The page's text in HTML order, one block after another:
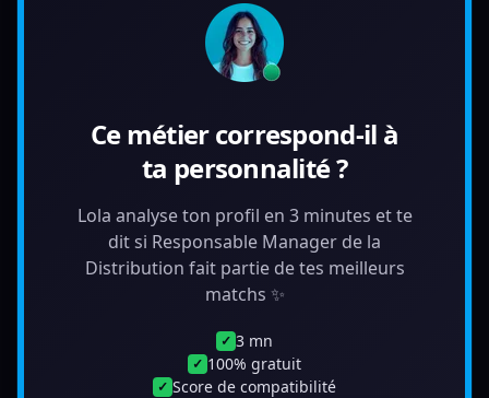
Ce métier correspond-il à
ta personnalité ?
Lola analyse ton profil en 3 minutes et te
dit si Responsable Manager de la
Distribution fait partie de tes meilleurs
matchs ✨
✓ 3 mn
✓ 100% gratuit
✓ Score de compatibilité